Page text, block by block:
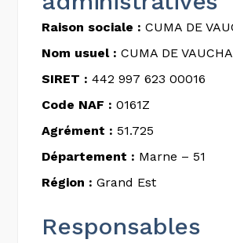
Raison sociale : CUMA DE
Nom usuel : CUMA DE
SIRET : 442 997 623 00016
Code NAF : 0161Z
Agrément : 51.725
Département : Marne – 51
Région : Grand Est
Responsables